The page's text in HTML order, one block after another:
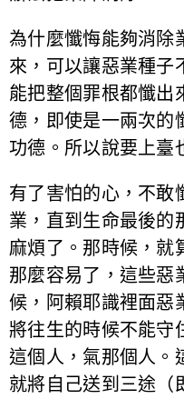
為什麼懺悔能夠消除
來，可以讓惡業種子
能把整個罪根都懺出
德，即使是一兩次的
功德。所以說要上臺
有了害怕的心，不敢
業，直到生命最後的
麻煩了。那時候，就
那麼容易了，這些惡
候，阿賴耶識裡面惡
將往生的時候不能守
這個人，氣那個人。
就將自己送到三途（